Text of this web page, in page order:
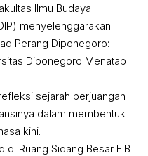
Ilmu Budaya
menyelenggarakan
Perang Diponegoro:
Diponegoro Menatap
sejarah perjuangan
dalam membentuk
kini.
Ruang Sidang Besar FIB